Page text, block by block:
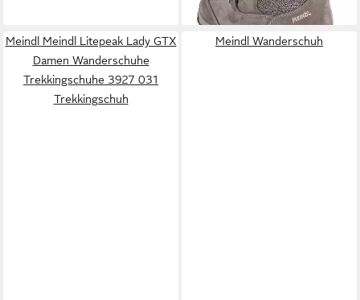
Meindl Meindl Litepeak Lady GTX
Damen Wanderschuhe
Trekkingschuhe 3927 031
Trekkingschuh
Meindl Wanderschuh